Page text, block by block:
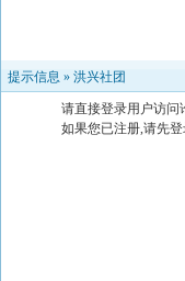
提示信息 » 洪兴社团
请直接登录用户访问
如果您已注册,请先